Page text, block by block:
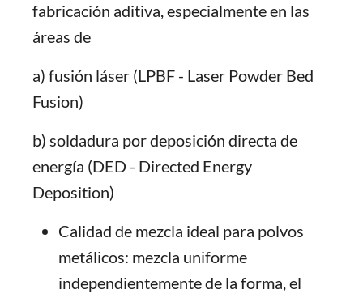
fabricación aditiva, especialmente en las
áreas de
a) fusión láser (LPBF - Laser Powder Bed
Fusion)
b) soldadura por deposición directa de
energía (DED - Directed Energy
Deposition)
Calidad de mezcla ideal para polvos
metálicos: mezcla uniforme
independientemente de la forma, el